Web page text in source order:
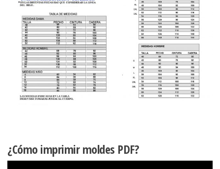
¿Cómo imprimir moldes PDF?